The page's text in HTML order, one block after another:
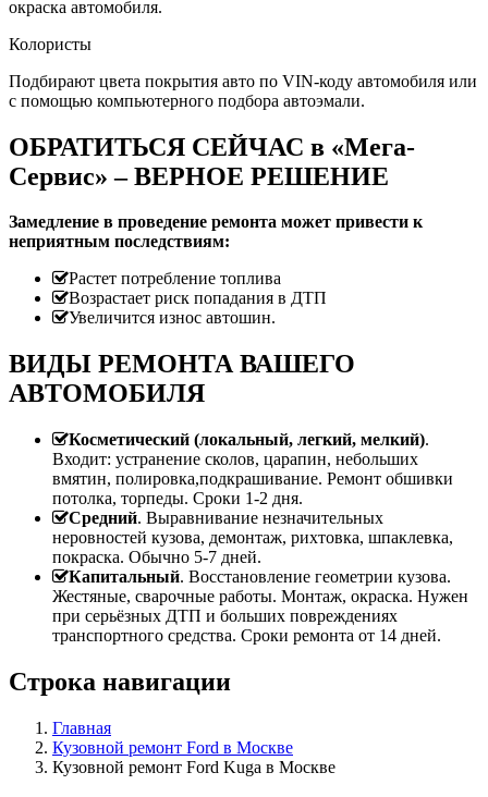
окраска автомобиля.
Колористы
Подбирают цвета покрытия авто по VIN-коду автомобиля или
с помощью компьютерного подбора автоэмали.
ОБРАТИТЬСЯ СЕЙЧАС в «Мега-
Сервис» – ВЕРНОЕ РЕШЕНИЕ
Замедление в проведение ремонта может привести к
неприятным последствиям:
Растет потребление топлива
Возрастает риск попадания в ДТП
Увеличится износ автошин.
ВИДЫ РЕМОНТА ВАШЕГО
АВТОМОБИЛЯ
Косметический (локальный, легкий, мелкий).
Входит: устранение сколов, царапин, небольших
вмятин, полировка,подкрашивание. Ремонт обшивки
потолка, торпеды. Сроки 1-2 дня.
Средний. Выравнивание незначительных
неровностей кузова, демонтаж, рихтовка, шпаклевка,
покраска. Обычно 5-7 дней.
Капитальный. Восстановление геометрии кузова.
Жестяные, сварочные работы. Монтаж, окраска. Нужен
при серьёзных ДТП и больших повреждениях
транспортного средства. Сроки ремонта от 14 дней.
Строка навигации
Главная
Кузовной ремонт Ford в Москве
Кузовной ремонт Ford Kuga в Москве